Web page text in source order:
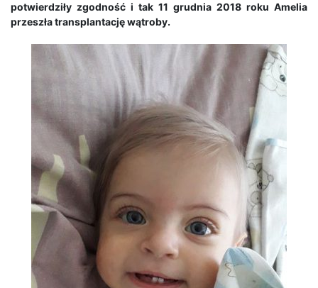
potwierdziły zgodność i tak 11 grudnia 2018 roku Amelia
przeszła transplantację wątroby.